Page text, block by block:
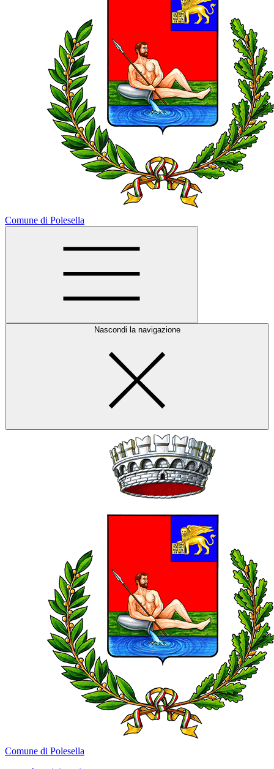
Comune di Polesella
Nascondi la navigazione
Comune di Polesella